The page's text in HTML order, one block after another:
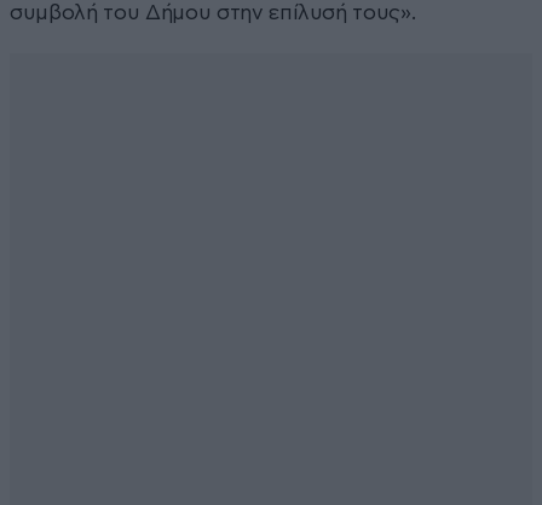
συμβολή του Δήμου στην επίλυσή τους».